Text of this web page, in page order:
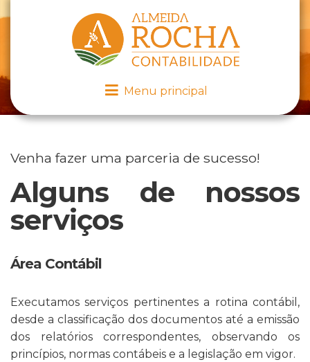
Menu principal
Venha fazer uma parceria de sucesso!
Alguns de nossos
serviços
Área Contábil
Executamos serviços pertinentes a rotina contábil,
desde a classificação dos documentos até a emissão
dos relatórios correspondentes, observando os
princípios, normas contábeis e a legislação em vigor.